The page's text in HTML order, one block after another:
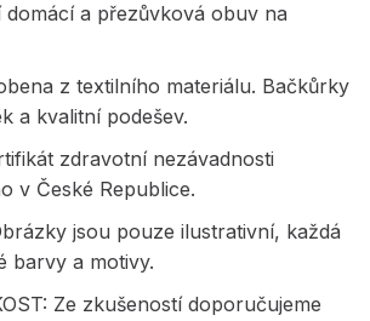
a přezůvková obuv na
z textilního materiálu. Bačkůrky
a kvalitní podešev.
zdravotní nezávadnosti
v České Republice.
jsou pouze ilustrativní, každá
barvy a motivy.
Ze zkušeností doporučujeme